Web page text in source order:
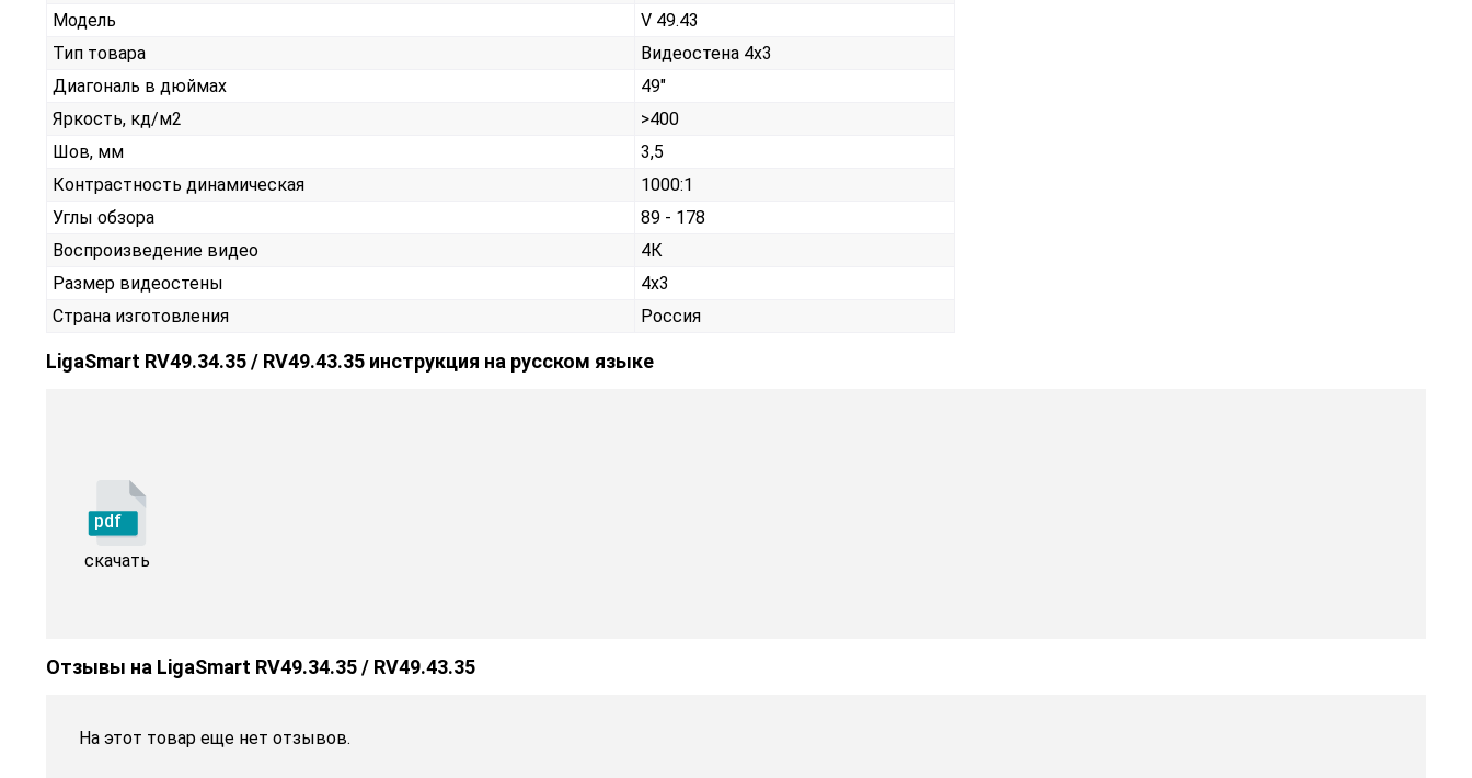
Модель
V 49.43
Тип товара
Видеостена 4х3
Диагональ в дюймах
49"
Яркость, кд/м2
>400
Шов, мм
3,5
Контрастность динамическая
1000:1
Углы обзора
89 - 178
Воспроизведение видео
4К
Размер видеостены
4x3
Страна изготовления
Россия
LigaSmart RV49.34.35 / RV49.43.35 инструкция на русском языке
pdf
скачать
Отзывы на LigaSmart RV49.34.35 / RV49.43.35
На этот товар еще нет отзывов.